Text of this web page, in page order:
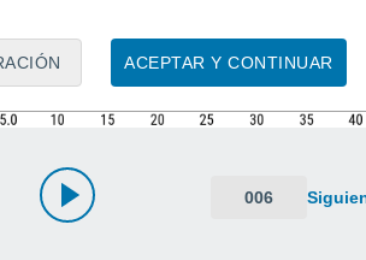
ACEPTAR Y CONTINUAR
006